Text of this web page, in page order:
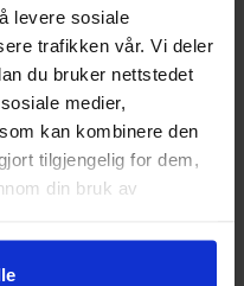
levere sosiale
trafikken vår. Vi deler
du bruker nettstedet
medier,
kan kombinere den
tilgjengelig for dem,
din bruk av
til HTU. Du må
til å gi slipp på for å
hva det er
på og ikke.
dine i to år, og du
dropper kravet om
av veggen i stua.